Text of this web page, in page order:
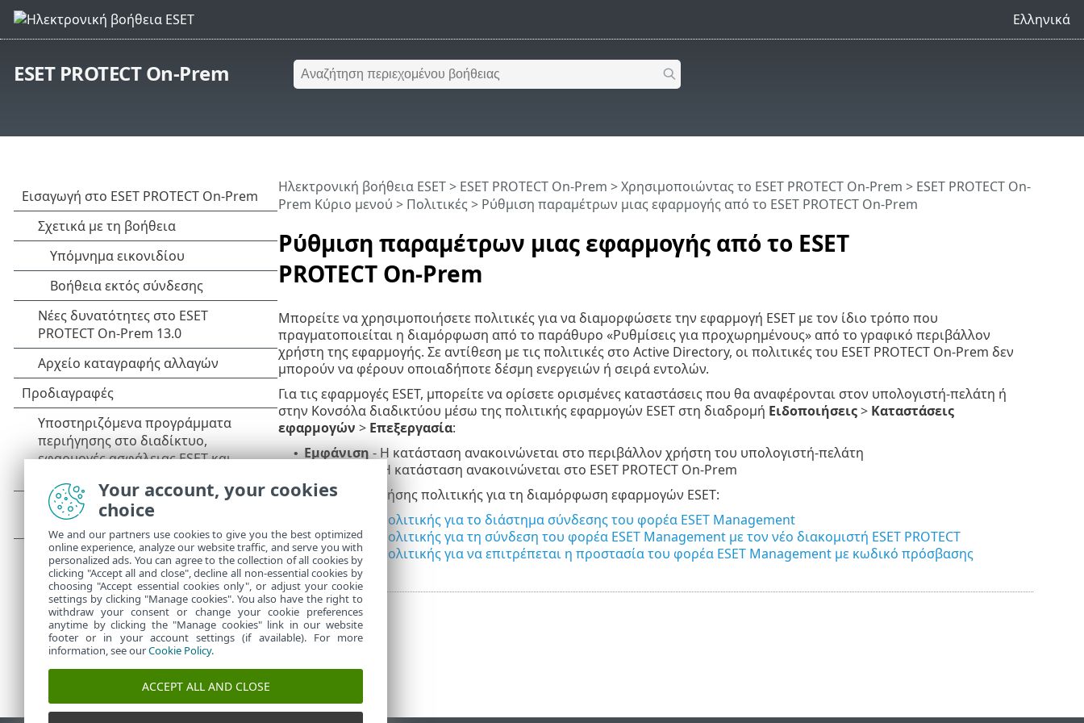
Ελληνικά
ESET PROTECT On-Prem
Ρύθμιση παραμέτρων μιας εφαρμογής από το ESET
PROTECT On-Prem
Ηλεκτρονική βοήθεια ESET> ESET PROTECT On-Prem >Χρησιμοποιώντας το ESET PROTECT On-Prem > ESET PROTECT On-
Prem Κύριο μενού > Πολιτικές> Ρύθμιση παραμέτρων μιας εφαρμογής από το ESET PROTECT On-Prem
Μπορείτε να χρησιμοποιήσετε πολιτικές για να διαμορφώσετε την εφαρμογή ESET με τον ίδιο τρόπο που
πραγματοποιείται η διαμόρφωση από το παράθυρο «Ρυθμίσεις για προχωρημένους» από το γραφικό περιβάλλον
χρήστη της εφαρμογής. Σε αντίθεση με τις πολιτικές στο Active Directory, οι πολιτικές του ESET PROTECT On-Prem δεν
μπορούν να φέρουν οποιαδήποτε δέσμη ενεργειών ή σειρά εντολών.
Για τις εφαρμογές ESET, μπορείτε να ορίσετε ορισμένες καταστάσεις που θα αναφέρονται στον υπολογιστή-πελάτη ή
στην Κονσόλα διαδικτύου μέσω της πολιτικής εφαρμογών ESET στη διαδρομή Ειδοποιήσεις> Καταστάσεις
εφαρμογών > Επεξεργασία:
• Εμφάνιση- Η κατάσταση ανακοινώνεται στο περιβάλλον χρήστη του υπολογιστή-πελάτη
- Η κατάσταση ανακοινώνεται στο ESET PROTECT On-Prem
Παραδείγματα χρήσης πολιτικής για τη διαμόρφωση εφαρμογών ESET:
Δημιουργία πολιτικής για το διάστημα σύνδεσης του φορέα ESET Management
• Δημιουργία πολιτικής για τη σύνδεση του φορέα ESET Management με τον νέο διακομιστή ESET PROTECT
• Δημιουργία πολιτικής για να επιτρέπεται η προστασία του φορέα ESET Management με κωδικό πρόσβασης
Your account, your cookies
choice
We and our partners use cookies to give you the best optimized
online experience, analyze our website traffic, and serve you with
personalized ads. You can agree to the collection of all cookies by
clicking "Accept all and close", decline all non-essential cookies by
choosing "Accept essential cookies only", or adjust your cookie
settings by clicking "Manage cookies". You also have the right to
withdraw your consent or change your cookie preferences
anytime by clicking the "Manage cookies" link in our website
footer or in your account settings (if available). For more
information, see ourCookie Policy.
ACCEPT ALL AND CLOSE